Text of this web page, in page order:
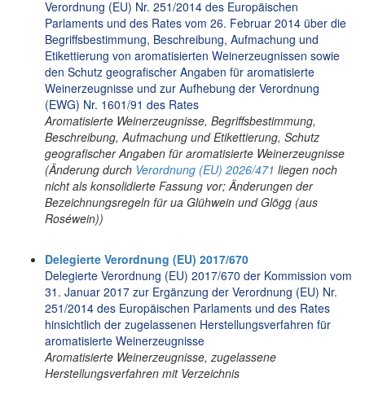
Verordnung (EU) Nr. 251/2014 des Europäischen
Parlaments und des Rates vom 26. Februar 2014 über die
Begriffsbestimmung, Beschreibung, Aufmachung und
Etikettierung von aromatisierten Weinerzeugnissen sowie
den Schutz geografischer Angaben für aromatisierte
Weinerzeugnisse und zur Aufhebung der Verordnung
(EWG) Nr. 1601/91 des Rates
Aromatisierte Weinerzeugnisse, Begriffsbestimmung,
Beschreibung, Aufmachung und Etikettierung, Schutz
geografischer Angaben für aromatisierte Weinerzeugnisse
(Änderung durch Verordnung (EU) 2026/471 liegen noch
nicht als konsolidierte Fassung vor; Änderungen der
Bezeichnungsregeln für ua Glühwein und Glögg (aus
Roséwein))
Delegierte Verordnung (EU) 2017/670
Delegierte Verordnung (EU) 2017/670 der Kommission vom
31. Januar 2017 zur Ergänzung der Verordnung (EU) Nr.
251/2014 des Europäischen Parlaments und des Rates
hinsichtlich der zugelassenen Herstellungsverfahren für
aromatisierte Weinerzeugnisse
Aromatisierte Weinerzeugnisse, zugelassene
Herstellungsverfahren mit Verzeichnis